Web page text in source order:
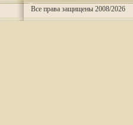
Все права защищены 2008/2026